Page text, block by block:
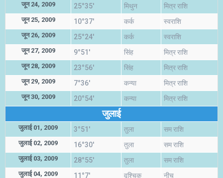
जून 24, 2009 25°35' मिथुन मित्र राशि
जून 25, 2009 10°37' कर्क स्वराशि
जून 26, 2009 25°24' कर्क स्वराशि
जून 27, 2009 9°51' सिंह मित्र राशि
जून 28, 2009 23°56' सिंह मित्र राशि
जून 29, 2009 7°36' कन्या मित्र राशि
जून 30, 2009 20°54' कन्या मित्र राशि
जुलाई
जुलाई 01, 2009 3°51' तुला सम राशि
जुलाई 02, 2009 16°30' तुला सम राशि
जुलाई 03, 2009 28°55' तुला सम राशि
जुलाई 04, 2009 11°7' वृश्चिक नीच